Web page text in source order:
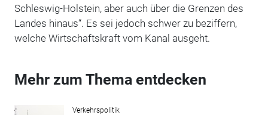
Schleswig-Holstein, aber auch über die Grenzen des
Landes hinaus“. Es sei jedoch schwer zu beziffern,
welche Wirtschaftskraft vom Kanal ausgeht.
Mehr zum Thema entdecken
Verkehrspolitik